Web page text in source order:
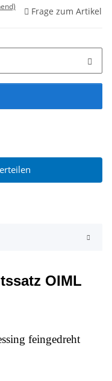
Frage zum Artikel
OIML
feingedreht